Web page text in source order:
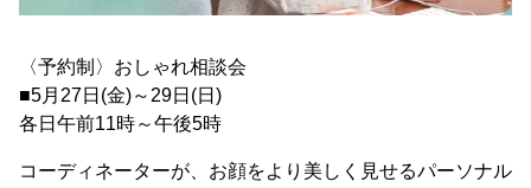
〈予約制〉おしゃれ相談会
■5月27日(金)～29日(日)
各日午前11時～午後5時
コーディネーターが、お顔をより美しく見せるパーソナル